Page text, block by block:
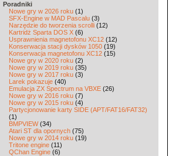
Poradniki
Nowe gry w 2026 roku (1)
SFX-Engine w MAD Pascalu (3)
Narzędzie do tworzenia scrolli (12)
Kartridż Sparta DOS X (6)
Usprawnienia magnetofonu XC12 (12)
Konserwacja stacji dysków 1050 (19)
Konserwacja magnetofonu XC12 (15)
Nowe gry w 2020 roku (2)
Nowe gry w 2019 roku (35)
Nowe gry w 2017 roku (3)
Larek pokazuje (40)
Emulacja ZX Spectrum na VBXE (26)
Nowe gry w 2016 roku (7)
Nowe gry w 2015 roku (4)
Partycjonowanie karty SIDE (APT/FAT16/FAT32)
(1)
BMPVIEW(34)
Atari ST dla opornych (75)
Nowe gry w 2014 roku (19)
Tritone engine (11)
QChan Engine (6)